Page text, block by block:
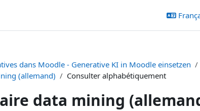
dans Moodle - Generative KI in Moodle einsetzen
(allemand)
Consulter alphabétiquement
data mining